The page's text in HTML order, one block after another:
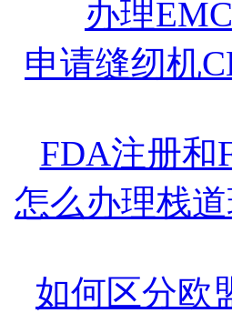
办理
申请缝纫机
FDA注册
怎么办理栈
如何区分欧